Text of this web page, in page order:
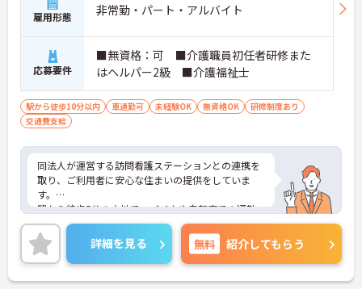
雇用形態 非常勤・パート・アルバイト
応募要件
■無資格：可 ■介護職員初任者研修また
はヘルパー2級 ■介護福祉士
駅から徒歩10分以内 車通勤可 未経験OK 無資格OK
研修制度あり
交通費支給
同法人が運営する訪問看護ステーションとの連携を
取り、ご利用者に安心な住まいの提供をしていま
す。
駅から徒歩5分の立地で、バイクや自転車での通勤
もできるため、通勤手段を選ぶことができます。無
資格の方も、ご入居者に寄り添った介護ができる方
であれば、歓迎です。
ご興味のある方には、面接対策ポイントなど、さら
に詳細をお話しいたしますのでお気軽にご相談くだ
詳細を見る 無料 紹介してもらう